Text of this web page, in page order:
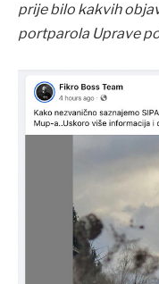
prije bilo kakvih
portparola Uprave